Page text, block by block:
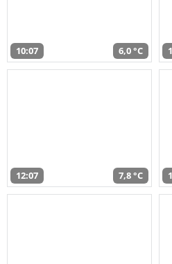
10:07 6,0 °C
12:07 7,8 °C